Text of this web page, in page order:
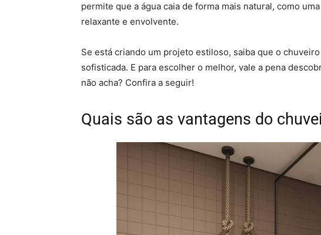
permite que a água caia de forma mais natural, como
relaxante e envolvente.
Se está criando um projeto estiloso, saiba que o
sofisticada. E para escolher o melhor, vale a pena
não acha? Confira a seguir!
Quais são as vantagens do